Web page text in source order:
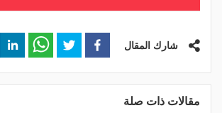
شارك المقال
مقالات ذات صلة